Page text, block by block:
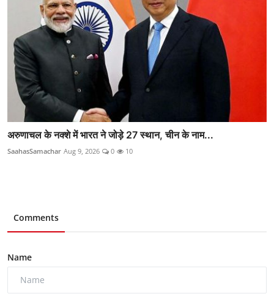
अरुणाचल के नक्शे में भारत ने जोड़े 27 स्थान, चीन के नाम...
SaahasSamachar Aug 9, 2026 0 10
Comments
Name